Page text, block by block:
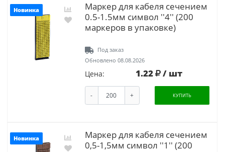
Новинка
Маркер для кабеля сечением
0.5-1.5мм символ ''4'' (200
маркеров в упаковке)
Под заказ
Обновлено 08.08.2026
Цена: 1.22 / шт
- + КУПИТЬ
Новинка
Маркер для кабеля сечением
0,5-1,5мм символ ''1'' (200